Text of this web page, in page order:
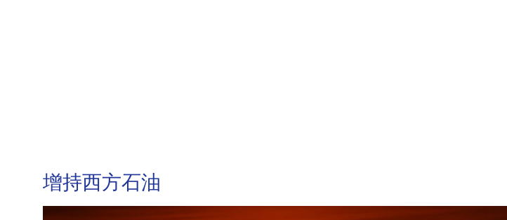
增持西方石油